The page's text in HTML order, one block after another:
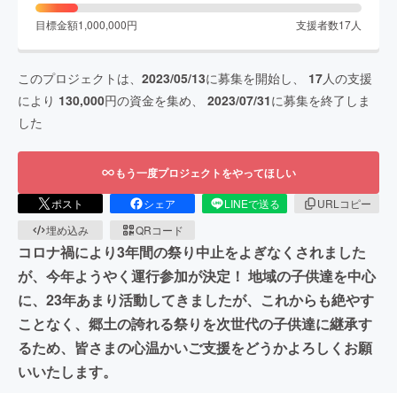
目標金額1,000,000円 支援者数17人
このプロジェクトは、 2023/05/13に募集を開始し、 17人の支援
により 130,000円の資金を集め、 2023/07/31に募集を終了しま
した
もう一度プロジェクトをやってほしい
ポスト シェア LINEで送る
URLコピー
埋め込み
QRコード
コロナ禍により3年間の祭り中止をよぎなくされました
が、今年ようやく運行参加が決定！ 地域の子供達を中心
に、23年あまり活動してきましたが、これからも絶やす
ことなく、郷土の誇れる祭りを次世代の子供達に継承す
るため、皆さまの心温かいご支援をどうかよろしくお願
いいたします。